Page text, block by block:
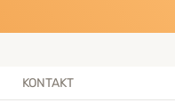
KONTAKT